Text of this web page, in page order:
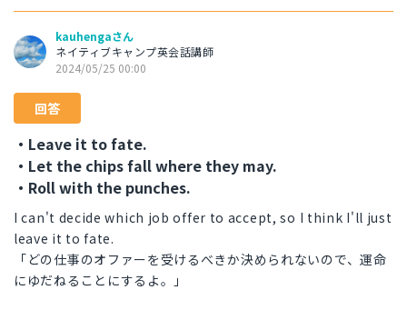
kauhengaさん
ネイティブキャンプ英会話講師
2024/05/25 00:00
回答
・Leave it to fate.
・Let the chips fall where they may.
・Roll with the punches.
I can't decide which job offer to accept, so I think I'll just
leave it to fate.
「どの仕事のオファーを受けるべきか決められないので、運命
にゆだねることにするよ。」